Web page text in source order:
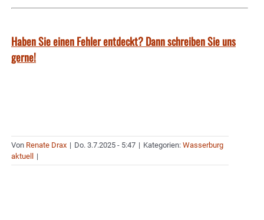
Haben Sie einen Fehler entdeckt? Dann schreiben Sie uns
gerne!
Von Renate Drax | Do. 3.7.2025 - 5:47 | Kategorien: Wasserburg
aktuell
|